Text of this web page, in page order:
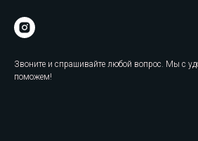
Звоните и спрашивайте любой вопрос. Мы с
поможем!